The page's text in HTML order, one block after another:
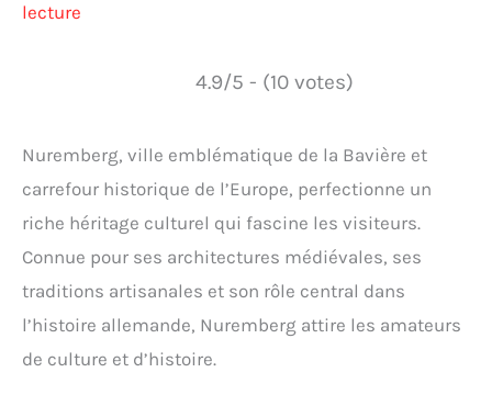
lecture
4.9/5 - (10 votes)
Nuremberg, ville emblématique de la Bavière et
carrefour historique de l’Europe, perfectionne un
riche héritage culturel qui fascine les visiteurs.
Connue pour ses architectures médiévales, ses
traditions artisanales et son rôle central dans
l’histoire allemande, Nuremberg attire les amateurs
de culture et d’histoire.